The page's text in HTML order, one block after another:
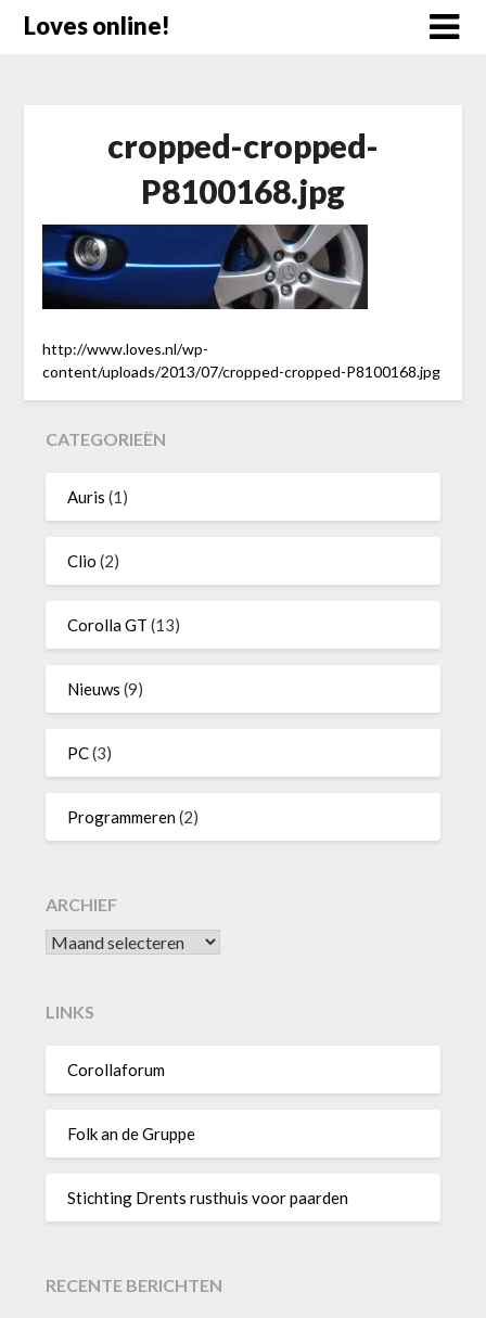
Doorgaan
naar
Loves online!
cropped-cropped-
P8100168.jpg
http://www.loves.nl/wp-
content/uploads/2013/07/cropped-cropped-P8100168.jpg
CATEGORIEËN
Auris (1)
Clio (2)
Corolla GT (13)
Nieuws (9)
PC(3)
Programmeren(2)
ARCHIEF
Archief
LINKS
Corollaforum
Folk an de Gruppe
Stichting Drents rusthuis voor paarden
RECENTE BERICHTEN